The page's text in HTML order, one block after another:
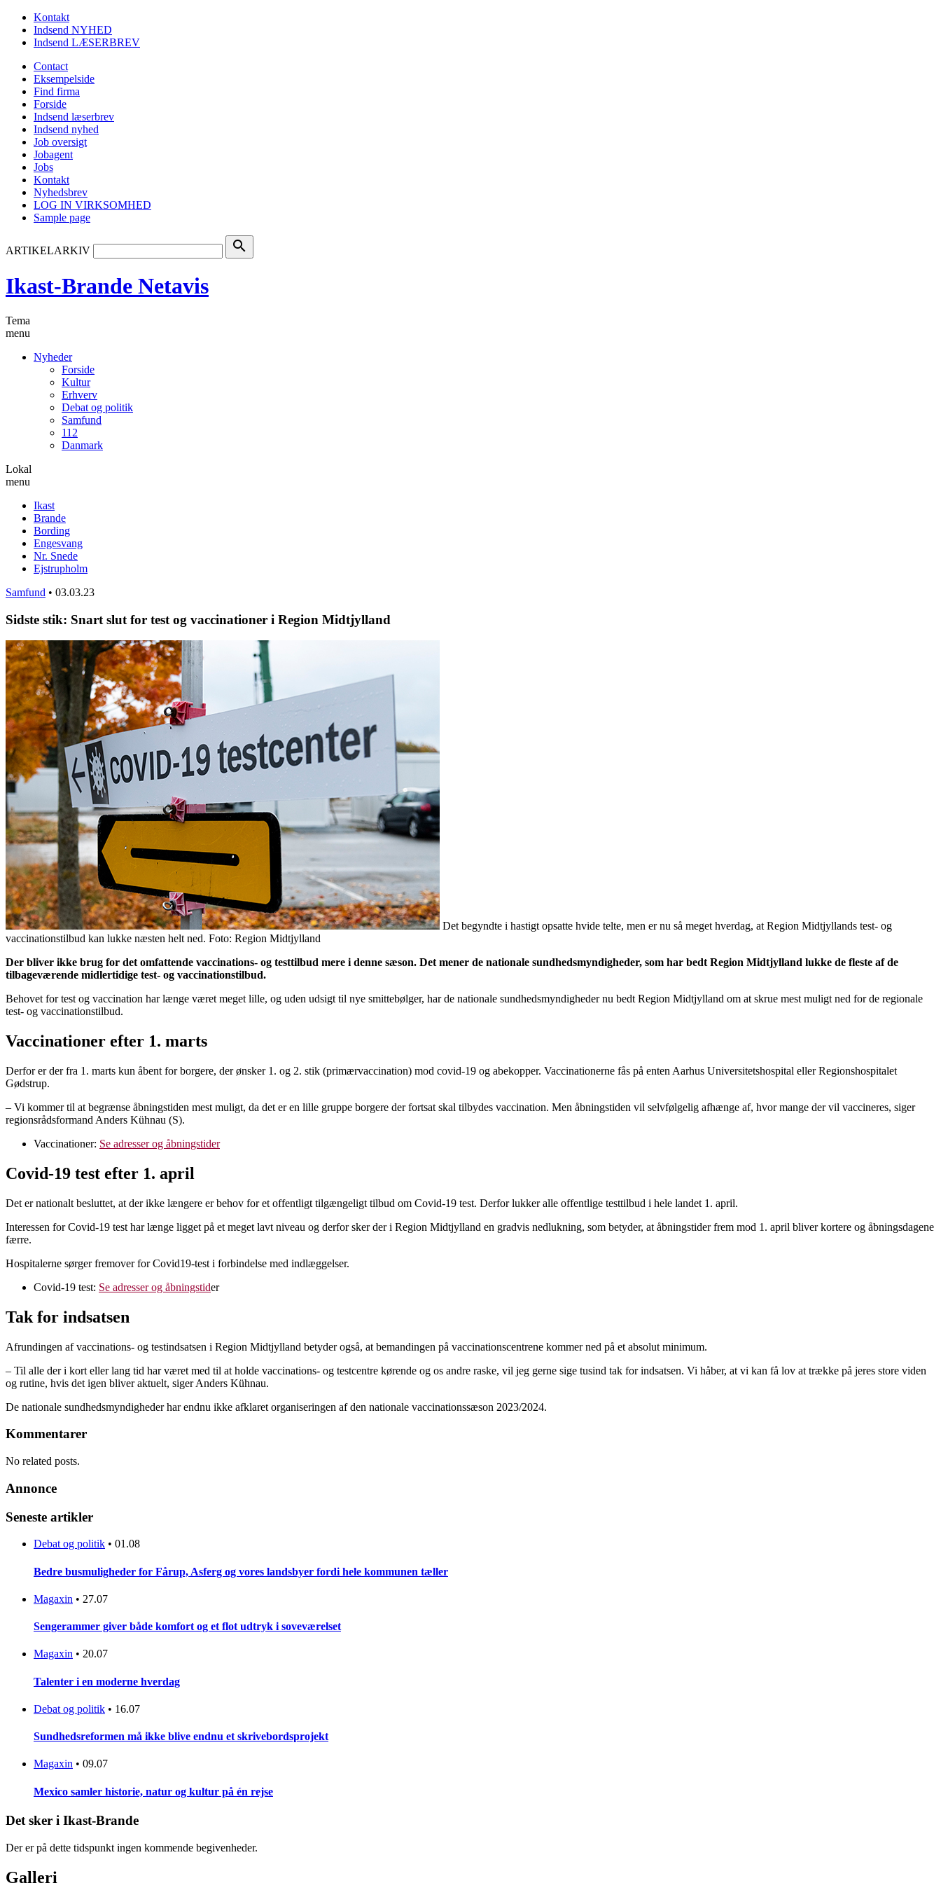
Kontakt
Indsend NYHED
Indsend LÆSERBREV
Contact
Eksempelside
Find firma
Forside
Indsend læserbrev
Indsend nyhed
Job oversigt
Jobagent
Jobs
Kontakt
Nyhedsbrev
LOG IN VIRKSOMHED
Sample page
ARTIKELARKIV search
Ikast-Brande Netavis
Tema
menu
Nyheder
Forside
Kultur
Erhverv
Debat og politik
Samfund
112
Danmark
Lokal
menu
Ikast
Brande
Bording
Engesvang
Nr. Snede
Ejstrupholm
Samfund • 03.03.23
Sidste stik: Snart slut for test og vaccinationer i Region Midtjylland
Det begyndte i hastigt opsatte hvide telte, men er nu så meget hverdag, at Region Midtjyllands test- og
vaccinationstilbud kan lukke næsten helt ned. Foto: Region Midtjylland
Der bliver ikke brug for det omfattende vaccinations- og testtilbud mere i denne sæson. Det mener de nationale sundhedsmyndigheder, som har bedt Region Midtjylland lukke de fleste af de
tilbageværende midlertidige test- og vaccinationstilbud.
Behovet for test og vaccination har længe været meget lille, og uden udsigt til nye smittebølger, har de nationale sundhedsmyndigheder nu bedt Region Midtjylland om at skrue mest muligt ned for de regionale
test- og vaccinationstilbud.
Vaccinationer efter 1. marts
Derfor er der fra 1. marts kun åbent for borgere, der ønsker 1. og 2. stik (primærvaccination) mod covid-19 og abekopper. Vaccinationerne fås på enten Aarhus Universitetshospital eller Regionshospitalet
Gødstrup.
– Vi kommer til at begrænse åbningstiden mest muligt, da det er en lille gruppe borgere der fortsat skal tilbydes vaccination. Men åbningstiden vil selvfølgelig afhænge af, hvor mange der vil vaccineres, siger
regionsrådsformand Anders Kühnau (S).
Vaccinationer: Se adresser og åbningstider
Covid-19 test efter 1. april
Det er nationalt besluttet, at der ikke længere er behov for et offentligt tilgængeligt tilbud om Covid-19 test. Derfor lukker alle offentlige testtilbud i hele landet 1. april.
Interessen for Covid-19 test har længe ligget på et meget lavt niveau og derfor sker der i Region Midtjylland en gradvis nedlukning, som betyder, at åbningstider frem mod 1. april bliver kortere og åbningsdagene
færre.
Hospitalerne sørger fremover for Covid19-test i forbindelse med indlæggelser.
Covid-19 test: Se adresser og åbningstider
Tak for indsatsen
Afrundingen af vaccinations- og testindsatsen i Region Midtjylland betyder også, at bemandingen på vaccinationscentrene kommer ned på et absolut minimum.
– Til alle der i kort eller lang tid har været med til at holde vaccinations- og testcentre kørende og os andre raske, vil jeg gerne sige tusind tak for indsatsen. Vi håber, at vi kan få lov at trække på jeres store viden
og rutine, hvis det igen bliver aktuelt, siger Anders Kühnau.
De nationale sundhedsmyndigheder har endnu ikke afklaret organiseringen af den nationale vaccinationssæson 2023/2024.
Kommentarer
No related posts.
Annonce
Seneste artikler
Debat og politik • 01.08
Bedre busmuligheder for Fårup, Asferg og vores landsbyer fordi hele kommunen tæller
Magaxin • 27.07
Sengerammer giver både komfort og et flot udtryk i soveværelset
Magaxin • 20.07
Talenter i en moderne hverdag
Debat og politik • 16.07
Sundhedsreformen må ikke blive endnu et skrivebordsprojekt
Magaxin • 09.07
Mexico samler historie, natur og kultur på én rejse
Det sker i Ikast-Brande
Der er på dette tidspunkt ingen kommende begivenheder.
Galleri